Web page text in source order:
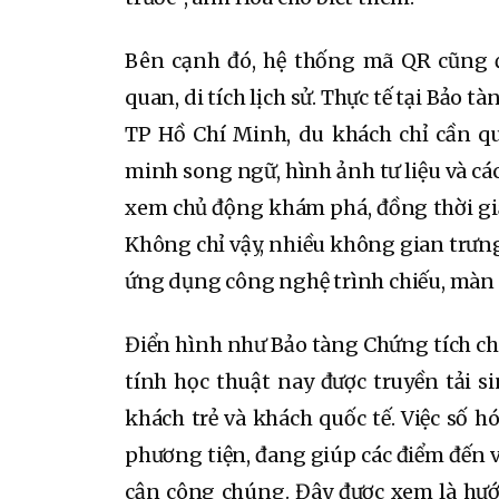
Bên cạnh đó, hệ thống mã QR
quan, di tích lịch sử. Thực tế tại Bảo
TP Hồ Chí Minh, du khách chỉ cần
minh song ngữ, hình ảnh tư liệu và
xem chủ động khám phá, đồng thời
Không chỉ vậy, nhiều không gian
ứng dụng công nghệ trình chiếu,
Điển hình như Bảo tàng Chứng tích
tính học thuật nay được truyền tải
khách trẻ và khách quốc tế. Việc số
phương tiện, đang giúp các điểm đến
cận công chúng. Đây được xem là